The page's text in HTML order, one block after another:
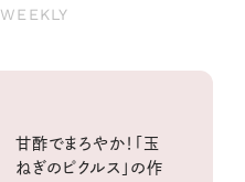
WEEKLY
甘酢でまろやか！「玉
ねぎのピクルス」の作